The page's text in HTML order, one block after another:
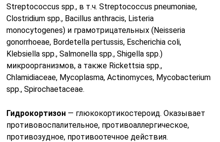
Streptococcus spp., в т.ч. Streptococcus pneumoniae,
Clostridium spp., Bacillus anthracis, Listeria
monocytogenes) и грамотрицательных (Neisseria
gonorrhoeae, Bordetella pertussis, Escherichia coli,
Klebsiella spp., Salmonella spp., Shigella spp.)
микроорганизмов, а также Rickettsia spp.,
Chlamidiaceae, Mycoplasma, Actinomyces, Mycobacterium
spp., Spirochaetaceae.
Гидрокортизон — глюкокортикостероид. Оказывает
противовоспалительное, противоаллергическое,
противозудное, противоотечное действия.